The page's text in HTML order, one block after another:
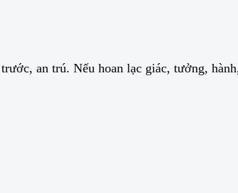
an trú. Nếu hoan lạc giác, tưởng,